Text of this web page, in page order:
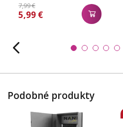
7,99 €
5,99 €
Podobné produkty